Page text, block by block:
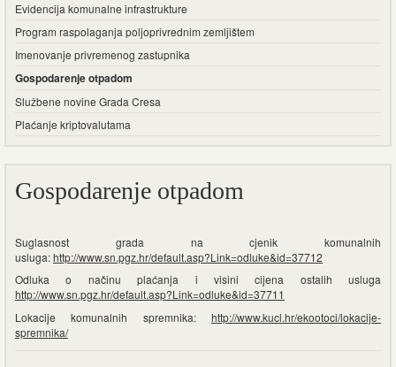
Evidencija komunalne infrastrukture
Program raspolaganja poljoprivrednim zemljištem
Imenovanje privremenog zastupnika
Gospodarenje otpadom
Službene novine Grada Cresa
Plaćanje kriptovalutama
Gospodarenje otpadom
Suglasnost grada na cjenik komunalnih
usluga:http://www.sn.pgz.hr/default.asp?Link=odluke&id=37712
Odluka o načinu plaćanja i visini cijena ostalih usluga
http://www.sn.pgz.hr/default.asp?Link=odluke&id=37711
Lokacije komunalnih spremnika: http://www.kucl.hr/ekootoci/lokacije-
spremnika/